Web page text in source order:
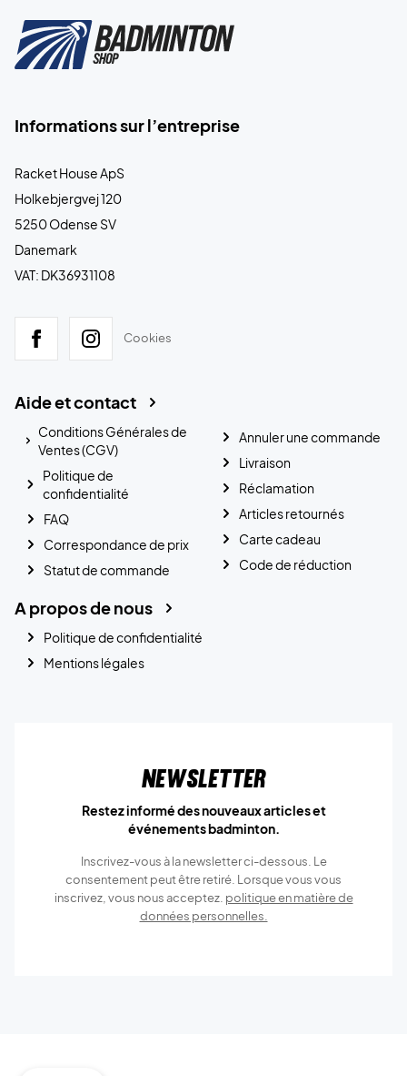
Informations sur l’entreprise
Racket House ApS
Holkebjergvej 120
5250 Odense SV
Danemark
VAT: DK36931108
Cookies
Aide et contact
Conditions Générales de
Ventes (CGV)
Politique de
confidentialité
FAQ
Correspondance de prix
Statut de commande
Annuler une commande
Livraison
Réclamation
Articles retournés
Carte cadeau
Code de réduction
A propos de nous
Politique de confidentialité
Mentions légales
Newsletter
Restez informé des nouveaux articles et
événements badminton.
Inscrivez-vous à la newsletter ci-dessous. Le
consentement peut être retiré. Lorsque vous vous
inscrivez, vous nous acceptez. politique en matière de
données personnelles.